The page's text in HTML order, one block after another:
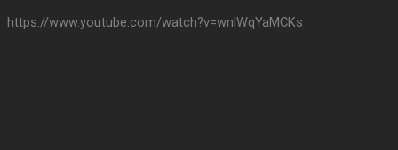
https://www.youtube.com/watch?v=wnlWqYaMCKs